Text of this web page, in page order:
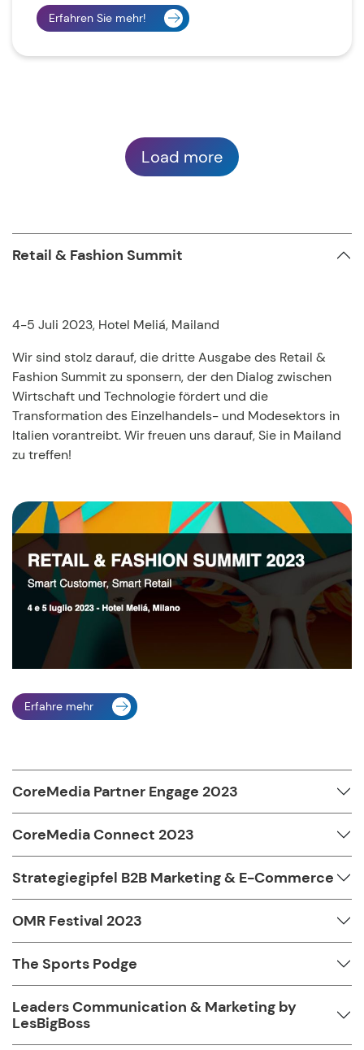
Erfahren Sie mehr!
Load more
Retail & Fashion Summit
4-5 Juli 2023, Hotel Meliá, Mailand
Wir sind stolz darauf, die dritte Ausgabe des Retail &
Fashion Summit zu sponsern, der den Dialog zwischen
Wirtschaft und Technologie fördert und die
Transformation des Einzelhandels- und Modesektors in
Italien vorantreibt. Wir freuen uns darauf, Sie in Mailand
zu treffen!
Erfahre mehr
CoreMedia Partner Engage 2023
CoreMedia Connect 2023
Strategiegipfel B2B Marketing & E-Commerce
OMR Festival 2023
The Sports Podge
Leaders Communication & Marketing by
LesBigBoss